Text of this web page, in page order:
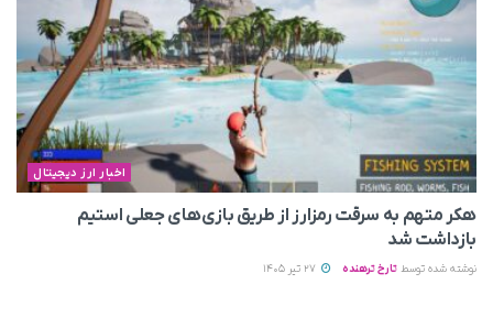
اخبار ارز دیجیتال
هکر متهم به سرقت رمزارز از طریق بازی‌های جعلی استیم
بازداشت شد
نوشته شده توسط تارخ ترهنده